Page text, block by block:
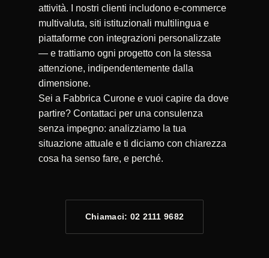
attività. I nostri clienti includono e-commerce
multivaluta, siti istituzionali multilingua e
piattaforme con integrazioni personalizzate
— e trattiamo ogni progetto con la stessa
attenzione, indipendentemente dalla
dimensione.
Sei a Fabbrica Curone e vuoi capire da dove
partire? Contattaci per una consulenza
senza impegno: analizziamo la tua
situazione attuale e ti diciamo con chiarezza
cosa ha senso fare, e perché.
Chiamaci: 02 2111 9682